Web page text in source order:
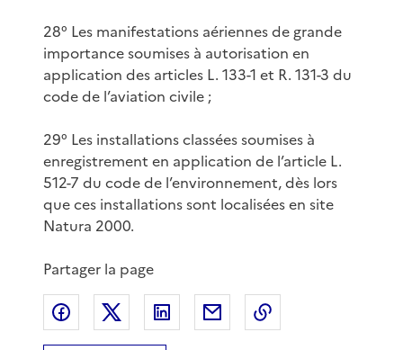
28° Les manifestations aériennes de grande
importance soumises à autorisation en
application des articles L. 133-1 et R. 131-3 du
code de l’aviation civile ;
29° Les installations classées soumises à
enregistrement en application de l’article L.
512-7 du code de l’environnement, dès lors
que ces installations sont localisées en site
Natura 2000.
Partager la page
Partager sur Facebook
Partager sur XPartager sur LinkedIn
Partager par email